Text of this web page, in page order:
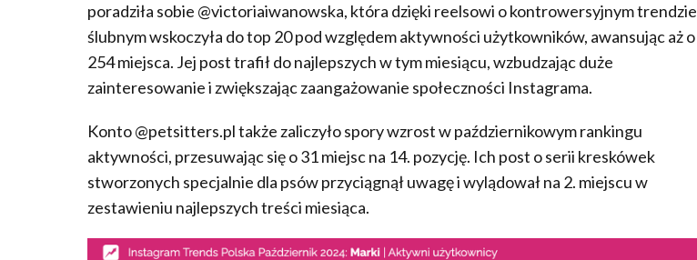
poradziła sobie @victoriaiwanowska, która dzięki reelsowi o kontrowersyjnym trendzie
ślubnym wskoczyła do top 20 pod względem aktywności użytkowników, awansując aż o
254 miejsca. Jej post trafił do najlepszych w tym miesiącu, wzbudzając duże
zainteresowanie i zwiększając zaangażowanie społeczności Instagrama.
Konto @petsitters.pl także zaliczyło spory wzrost w październikowym rankingu
aktywności, przesuwając się o 31 miejsc na 14. pozycję. Ich post o serii kreskówek
stworzonych specjalnie dla psów przyciągnął uwagę i wylądował na 2. miejscu w
zestawieniu najlepszych treści miesiąca.